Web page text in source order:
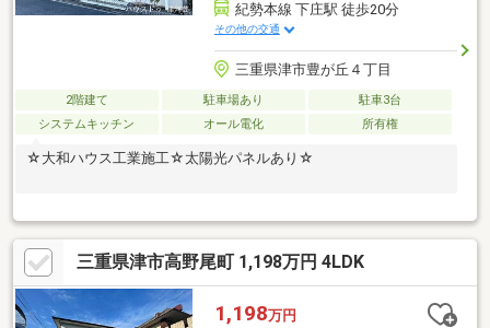
紀勢本線 下庄駅 徒歩20分
その他の交通
三重県津市豊が丘４丁目
2階建て 駐車場あり
駐車3台
システムキッチン
オール電化 所有権
☆大和ハウス工業施工☆太陽光パネルあり☆
三重県津市高野尾町 1,198万円 4LDK
1,198万円